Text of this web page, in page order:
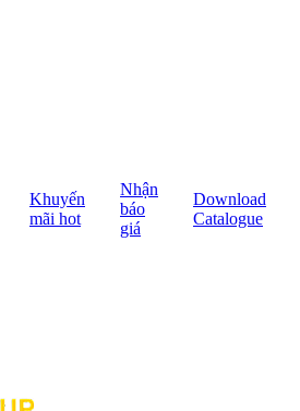
Khuyến
mãi hot
Nhận
báo
giá
Download
Catalogue